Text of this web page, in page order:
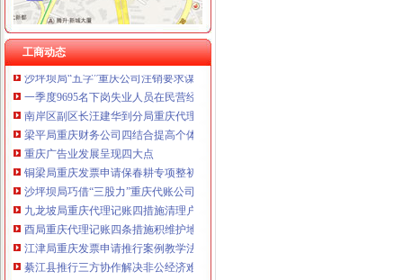
工商动态
彭水局重庆分公司注册公开选调干部努力提高选人用人公信度
秀山局突出六项重点狠抓“五一”重庆代理记账市场监管
石柱局重庆代理记账四项措施规范莼菜收购秩序
沙坪坝局“五字”重庆公司注销要求谋划“解放思想、扩大开放”大讨论活动
一季度9695名下岗失业人员在民营经济领域再就业 申办企业热增高
南岸区副区长汪建华到分局重庆代理记账现场办公解决问题
梁平局重庆财务公司四结合提高个体工商户验照效率
重庆广告业发展呈现四大点
铜梁局重庆发票申请保春耕专项整初战告捷
沙坪坝局巧借“三股力”重庆代账公司推进农产品商标培育发展
九龙坡局重庆代理记账四措施清理户外广告成效显著
酉局重庆代理记账四条措施积维护地方烤烟收购秩序
江津局重庆发票申请推行案例教学法培训取得实效
綦江县推行三方协作解决非公经济难问题
万盛局贯彻落实专项教育培训电视电话会议精力求“四个突破”重庆发票申请